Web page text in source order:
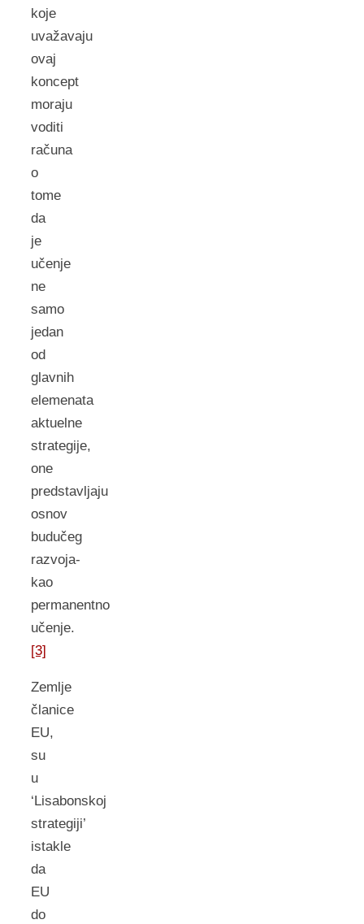
koje
uvažavaju
ovaj
koncept
moraju
voditi
računa
o
tome
da
je
učenje
ne
samo
jedan
od
glavnih
elemenata
aktuelne
strategije,
one
predstavljaju
osnov
budučeg
razvoja-
kao
permanentno
učenje.
[3]
Zemlje
članice
EU,
su
u
‘Lisabonskoj
strategiji’
istakle
da
EU
do